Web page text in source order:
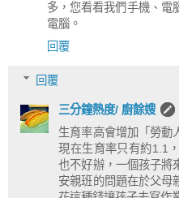
多，您看看我們手機、電
電腦。
回覆
回覆
三分鐘熱度/ 廚餘嫂
生育率高會增加「勞動
現在生育率只有約1.1
也不好辦，一個孩子將
安親班的問題在於父母